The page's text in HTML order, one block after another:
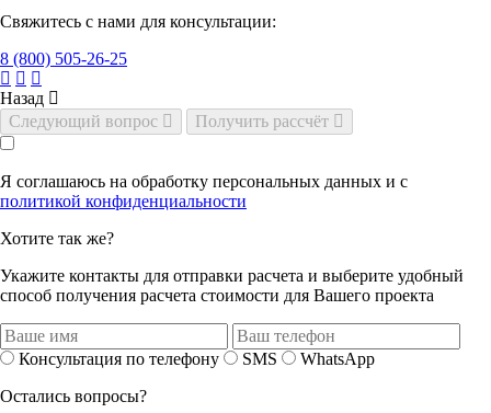
Свяжитесь с нами для консультации:
8 (800) 505-26-25
Назад
Следующий вопрос
Получить рассчёт
Я соглашаюсь на обработку персональных данных и с
политикой конфиденциальности
Хотите так же?
Укажите контакты для отправки расчета и выберите удобный
способ получения расчета стоимости для Вашего проекта
Консультация по телефону SMS
WhatsApp
Остались вопросы?